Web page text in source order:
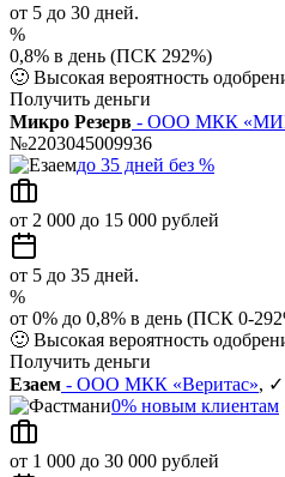
от 5 до 30 дней.
%
0,8% в день (ПСК 292%)
🙂 Высокая вероятность
Получить деньги
Микро Резерв - ООО МКК
№2203045009936
до 35 дней без %
от 2 000 до 15 000 рублей
от 5 до 35 дней.
%
от 0% до 0,8% в день (ПСК 0-
🙂 Высокая вероятность
Получить деньги
Езаем - ООО МКК «Веритас», ✓
0% новым клиентам
от 1 000 до 30 000 рублей